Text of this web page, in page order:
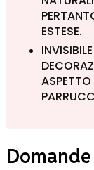
ESTESE.
ASPETTO